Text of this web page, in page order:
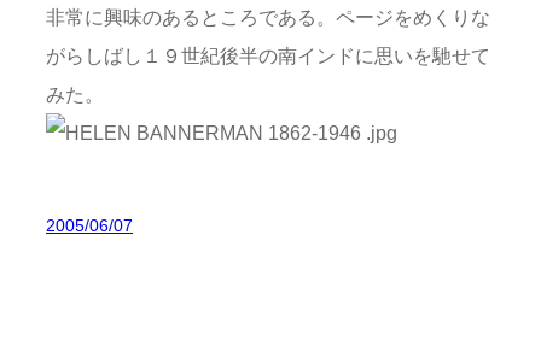
非常に興味のあるところである。ページをめくりな
がらしばし１９世紀後半の南インドに思いを馳せて
みた。
2005/06/07